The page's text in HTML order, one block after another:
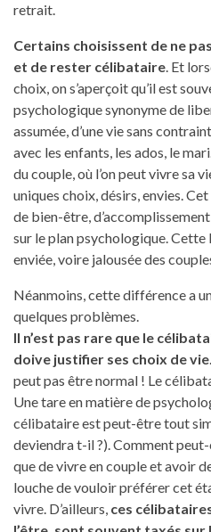
retrait.
Certains choisissent de ne
et de rester célibataire. Et
choix, on s’aperçoit qu’il est
psychologique synonyme de
assumée, d’une vie sans
avec les enfants, les ados, le
du couple, où l’on peut vivre sa
uniques choix, désirs, envies.
de bien-être,
sur le plan psychologique. Cette
enviée, voire jalousée des
Néanmoins, cette différence a
quelques problèmes.
Il n’est pas rare que le
doive justifier ses choix de vie
peut pas être normal ! Le
Une tare en matière de
célibataire est peut-être tout
deviendra t-il ?). Comment
que de vivre en couple et avoir
louche de vouloir préférer cet
vivre. D’ailleurs, ces